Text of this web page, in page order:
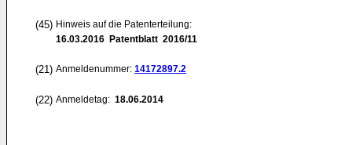
(45) Hinweis auf die Patenterteilung:
16.03.2016 Patentblatt 2016/11
(21) Anmeldenummer: 14172897.2
(22) Anmeldetag: 18.06.2014